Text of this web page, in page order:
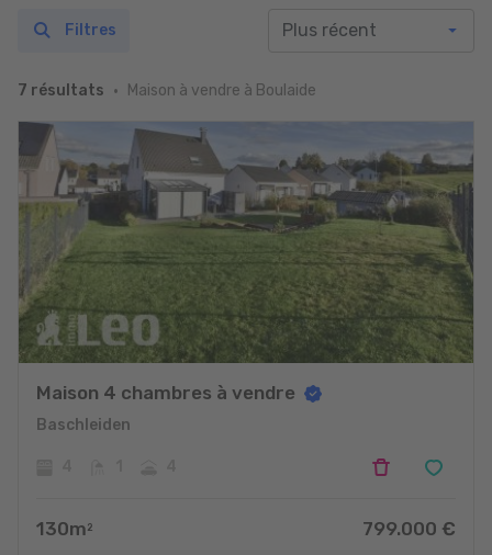
7 résultats Maison à vendre à Boulaide
Filtres
Maison 4 chambres à vendre
Baschleiden
130m 2 799.000 €